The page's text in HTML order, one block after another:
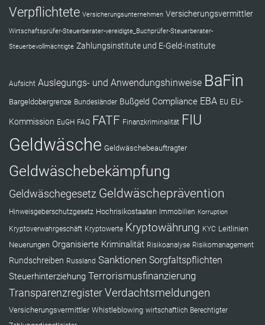
Verpflichtete Versicherungsunternehmen Versicherungsvermittler
Wirtschaftsprüfer-Steuerberater-vereidigte_Buchprüfer-Steuerberater-
Steuerbevollmächtigte Zahlungsinstitute und E-Geld-Institute
Aufsicht Auslegungs- und Anwendungshinweise BaFin
Bargeldobergrenze Bundesländer Bußgeld Compliance EBA EU EU-
Kommission EuGH FAQ FATF Finanzkriminalität FIU
Geldwäsche Geldwäschebeauftragter
Geldwäschebekämpfung
Geldwäschegesetz Geldwäscheprävention
Hinweisgeberschutzgesetz Hochrisikostaaten Immobilien Korruption
Kryptoverwahrgeschäft Kryptowerte Kryptowährung KYC Leitlinien
Neuerungen Organisierte Kriminalität Risikoanalyse Risikomanagement
Rundschreiben Russland Sanktionen Sorgfaltspflichten
Steuerhinterziehung Terrorismusfinanzierung
TransparenzregisterVerdachtsmeldungen
Versicherungsvermittler Whistleblowing wirtschaftlich Berechtigter